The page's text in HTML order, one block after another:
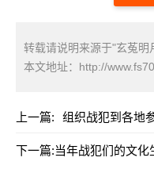
转载请说明来源于"玄菟
本文地址： http://
上一篇: 组织战犯到各地
下一篇:当年战犯们的文化